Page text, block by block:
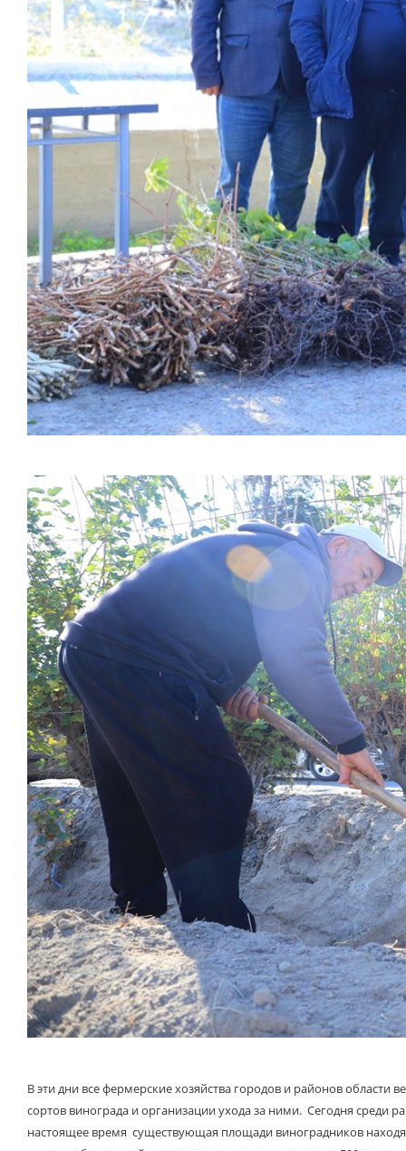
В эти дни все фермерские хозяйства городов и районов
сортов винограда и организации ухода за ними. Сегодня среди
настоящее время существующая площади виноградников